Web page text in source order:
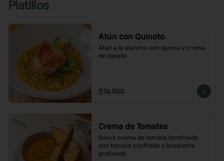
Platillos
Atún con Quinoto
Atún a la plancha con quinoa y crema
de zapallo
$16.900
Crema de Tomates
Suave crema de tomate terminada
con tomate confitado y bruquetta
gratinada